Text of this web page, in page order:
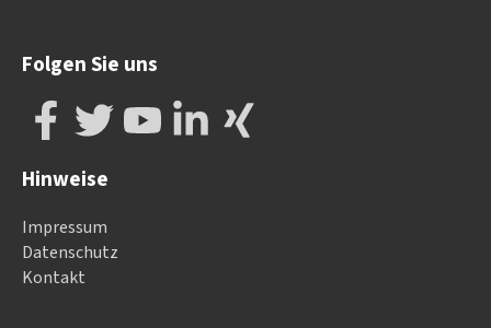
Folgen Sie uns
Hinweise
Impressum
Datenschutz
Kontakt